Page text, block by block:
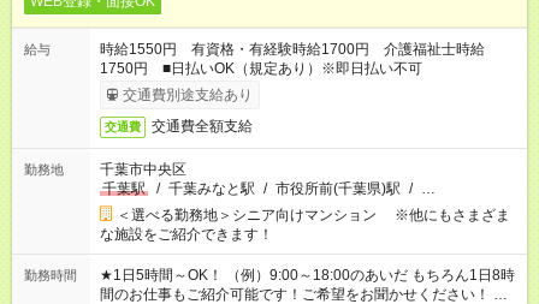
給与
時給1550円 有資格・有経験時給1700円 介護福祉士時給
1750円 ■日払いOK（規定あり）※即日払い不可
交通費別途支給あり
交通費 交通費全額支給
勤務地
千葉市中央区
千葉駅
/ 千葉みなと駅 / 市役所前(千葉県)駅 / …
＜選べる勤務地＞シニア向けマンション ※他にもさまざま
な施設をご紹介できます！
勤務時間
★1日5時間～OK！ （例）9:00～18:00のあいだ もちろん1日8時
間のお仕事もご紹介可能です！ご希望をお聞かせください！ ★